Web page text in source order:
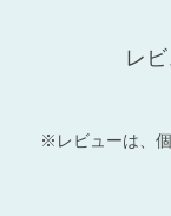
レ
※レビューは、